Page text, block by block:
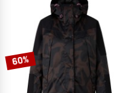
60%